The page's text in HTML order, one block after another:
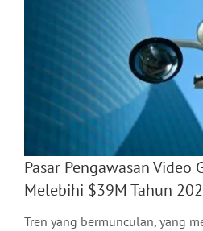
Pasar Pengawasan
Melebihi $39M Tahun
Tren yang bermunculan, yang